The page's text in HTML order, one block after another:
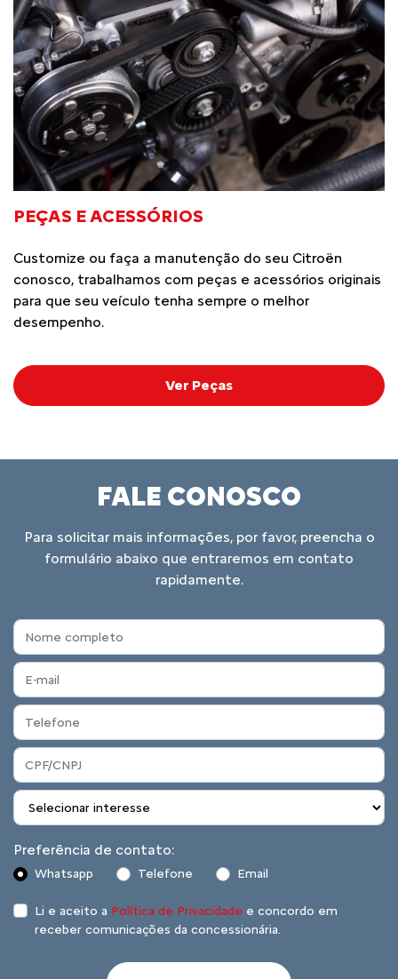
PEÇAS E ACESSÓRIOS
Customize ou faça a manutenção do seu Citroën
conosco, trabalhamos com peças e acessórios originais
para que seu veículo tenha sempre o melhor
desempenho.
Ver Peças
FALE CONOSCO
Para solicitar mais informações, por favor, preencha o
formulário abaixo que entraremos em contato
rapidamente.
Preferência de contato:
Whatsapp Telefone Email
Li e aceito a Política de Privacidade e concordo em
receber comunicações da concessionária.